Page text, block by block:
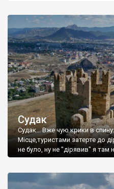
Судак
Судак... Вже чую крики в
Місце,туристами затерте до
не було, ну не "дірявив" я там